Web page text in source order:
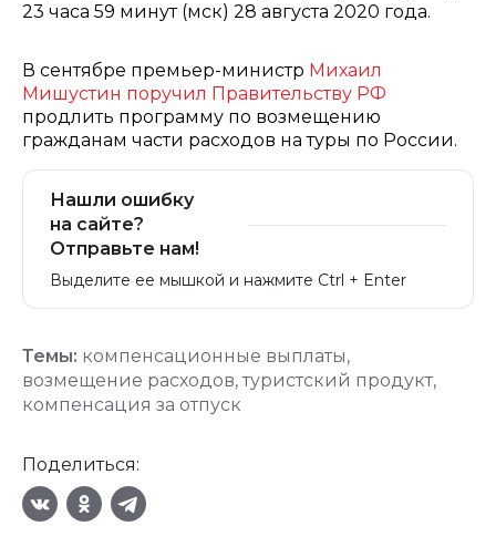
23 часа 59 минут (мск) 28 августа 2020 года.
В сентябре премьер-министр Михаил
Мишустин поручил Правительству РФ
продлить программу по возмещению
гражданам части расходов на туры по России.
Нашли ошибку
на сайте?
Отправьте нам!
Выделите ее мышкой и нажмите Ctrl + Enter
Темы: компенсационные выплаты,
возмещение расходов,туристский продукт,
компенсация за отпуск
Поделиться: